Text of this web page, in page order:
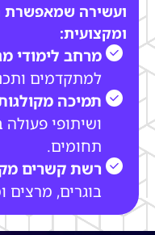
ועשירה שמאפשרת
ומקצועית:
מרחב לימודי
למתקדמים
תמיכה
ושיתופי פעולה
תחומים.
רשת קשרים
בוגרים, מרצים